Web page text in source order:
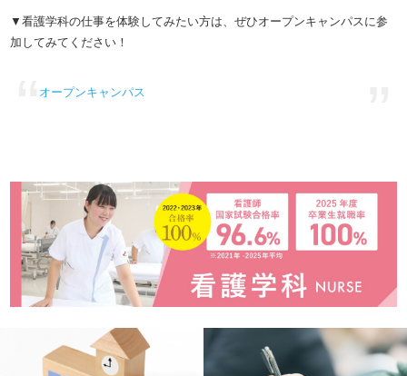
▼看護学科の仕事を体験してみたい方は、ぜひオープンキャンパスに参
加してみてください！
オープンキャンパス